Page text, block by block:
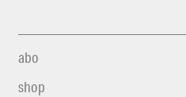
abo
shop